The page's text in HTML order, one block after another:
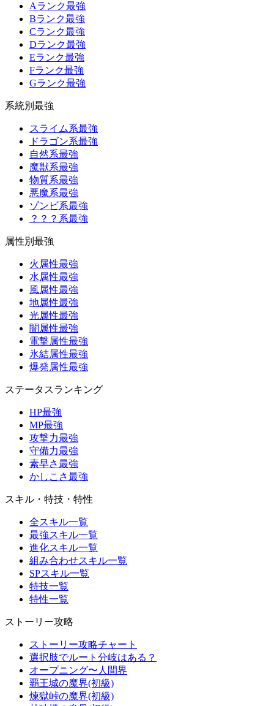
Aランク最強
Bランク最強
Cランク最強
Dランク最強
Eランク最強
Fランク最強
Gランク最強
系統別最強
スライム系最強
ドラゴン系最強
自然系最強
魔獣系最強
物質系最強
悪魔系最強
ゾンビ系最強
？？？系最強
属性別最強
火属性最強
水属性最強
風属性最強
地属性最強
光属性最強
闇属性最強
電撃属性最強
氷結属性最強
爆発属性最強
ステータスランキング
HP最強
MP最強
攻撃力最強
守備力最強
素早さ最強
かしこさ最強
スキル・特技・特性
全スキル一覧
最強スキル一覧
進化スキル一覧
組み合わせスキル一覧
SPスキル一覧
特技一覧
特性一覧
ストーリー攻略
ストーリー攻略チャート
選択肢でルート分岐はある？
オープニング〜人間界
覇王城の魔界(初級)
煉獄峠の魔界(初級)